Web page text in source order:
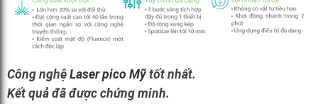
Công nghệ Laser pico Mỹ tốt nhất.
Kết quả đã được chứng minh.